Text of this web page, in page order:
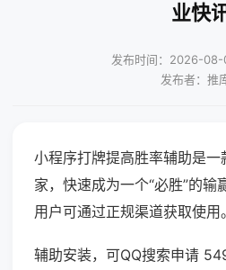
业快
发布时间：2026-08-
发布者：推
小程序打牌提高胜率辅助是
家，快速成为一个“必胜”的输
用户可通过正规渠道获取使用。
辅助安装，可QQ搜索申请